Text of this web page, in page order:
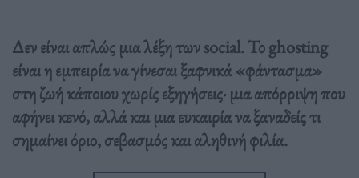
Δεν είναι απλώς μια λέξη των social. Το ghosting
είναι η εμπειρία να γίνεσαι ξαφνικά «φάντασμα»
στη ζωή κάποιου χωρίς εξηγήσεις· μια απόρριψη που
αφήνει κενό, αλλά και μια ευκαιρία να ξαναδείς τι
σημαίνει όριο, σεβασμός και αληθινή φιλία.